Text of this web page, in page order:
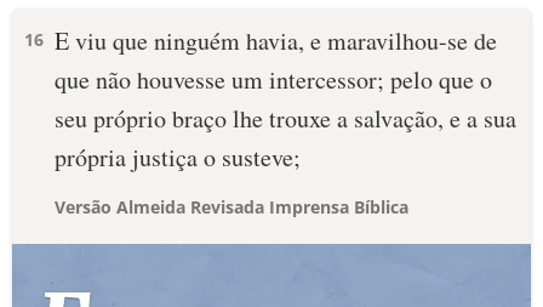
16 E viu que ninguém havia, e maravilhou-se de
que não houvesse um intercessor; pelo que o
seu próprio braço lhe trouxe a salvação, e a sua
própria justiça o susteve;
Versão Almeida Revisada Imprensa Bíblica